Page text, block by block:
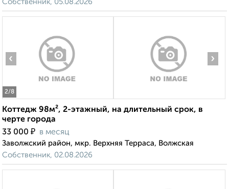
Собственник, 05.08.2026
2/8
‹ ›
Коттедж 98м², 2-этажный, на длительный срок, в
черте города
33 000 ₽ в месяц
Заволжский район, мкр. Верхняя Терраса, Волжская
Собственник, 02.08.2026